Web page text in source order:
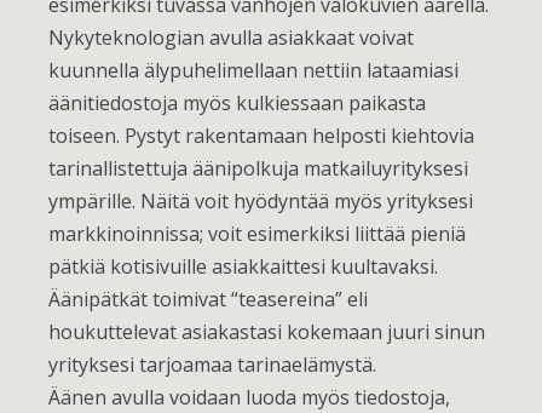
Nykyteknologian avulla asiakkaat voivat
kuunnella älypuhelimellaan nettiin lataamiasi
äänitiedostoja myös kulkiessaan paikasta
toiseen. Pystyt rakentamaan helposti kiehtovia
tarinallistettuja äänipolkuja matkailuyrityksesi
ympärille. Näitä voit hyödyntää myös yrityksesi
markkinoinnissa; voit esimerkiksi liittää pieniä
pätkiä kotisivuille asiakkaittesi kuultavaksi.
Äänipätkät toimivat “teasereina” eli
houkuttelevat asiakastasi kokemaan juuri sinun
yrityksesi tarjoamaa tarinaelämystä.
Äänen avulla voidaan luoda myös tiedostoja,